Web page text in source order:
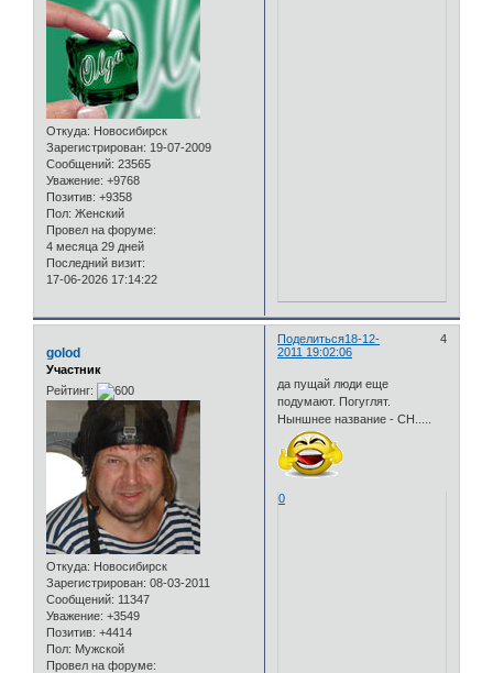
Откуда: Новосибирск
Зарегистрирован: 19-07-2009
Сообщений: 23565
Уважение: +9768
Позитив: +9358
Пол: Женский
Провел на форуме:
4 месяца 29 дней
Последний визит:
17-06-2026 17:14:22
Поделиться 4
18-12-
2011 19:02:06
golod
Участник
Рейтинг:
Откуда: Новосибирск
Зарегистрирован: 08-03-2011
Сообщений: 11347
Уважение: +3549
Позитив: +4414
Пол: Мужской
Провел на форуме:
да пущай люди еще
подумают. Погуглят.
Ныншнее название - СН.....
0